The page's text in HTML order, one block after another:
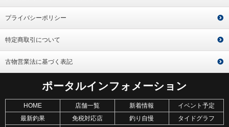
プライバシーポリシー
特定商取引について
古物営業法に基づく表記
ポータルインフォメーション
HOME 店舗一覧 新着情報
イベント予定
最新釣果
免税対応店 釣り自慢 タイドグラフ